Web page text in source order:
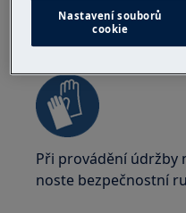
VAROVÁNÍ!RIZIKO
Při provádění údržby
noste bezpečnostní
Nastavení souborů
cookie